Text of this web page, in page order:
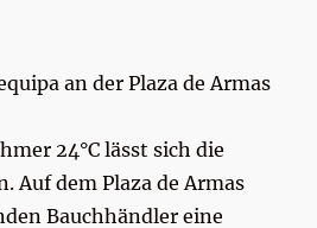
an der Plaza de Armas
24°C lässt sich die
Auf dem Plaza de Armas
Bauchhändler eine